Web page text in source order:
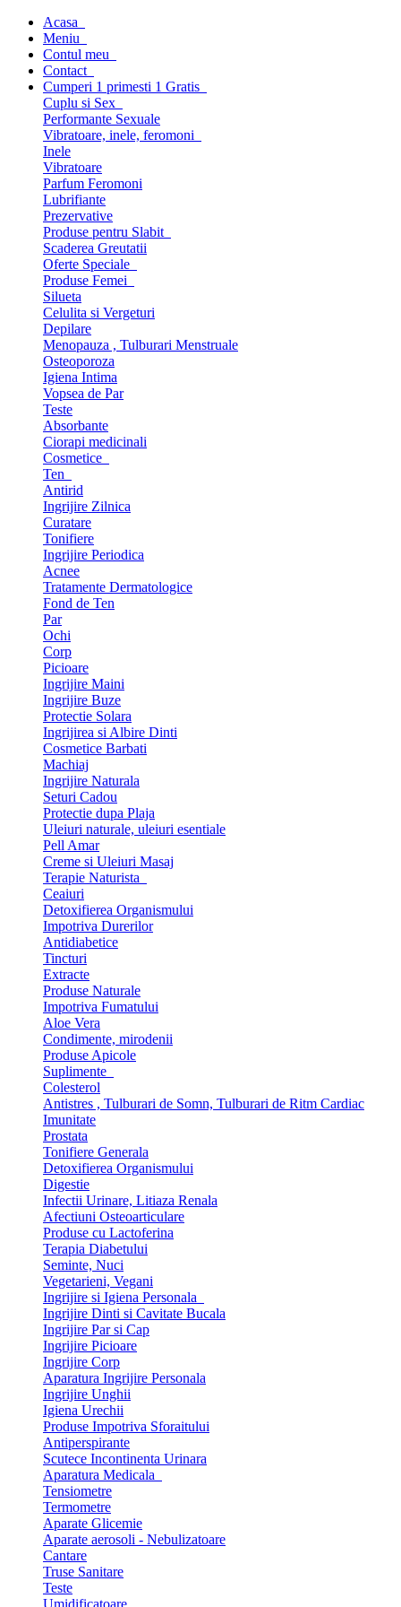
Acasa
Meniu
Contul meu
Contact
Cumperi 1 primesti 1 Gratis
Cuplu si Sex
Performante Sexuale
Vibratoare, inele, feromoni
Inele
Vibratoare
Parfum Feromoni
Lubrifiante
Prezervative
Produse pentru Slabit
Scaderea Greutatii
Oferte Speciale
Produse Femei
Silueta
Celulita si Vergeturi
Depilare
Menopauza , Tulburari Menstruale
Osteoporoza
Igiena Intima
Vopsea de Par
Teste
Absorbante
Ciorapi medicinali
Cosmetice
Ten
Antirid
Ingrijire Zilnica
Curatare
Tonifiere
Ingrijire Periodica
Acnee
Tratamente Dermatologice
Fond de Ten
Par
Ochi
Corp
Picioare
Ingrijire Maini
Ingrijire Buze
Protectie Solara
Ingrijirea si Albire Dinti
Cosmetice Barbati
Machiaj
Ingrijire Naturala
Seturi Cadou
Protectie dupa Plaja
Uleiuri naturale, uleiuri esentiale
Pell Amar
Creme si Uleiuri Masaj
Terapie Naturista
Ceaiuri
Detoxifierea Organismului
Impotriva Durerilor
Antidiabetice
Tincturi
Extracte
Produse Naturale
Impotriva Fumatului
Aloe Vera
Condimente, mirodenii
Produse Apicole
Suplimente
Colesterol
Antistres , Tulburari de Somn, Tulburari de Ritm Cardiac
Imunitate
Prostata
Tonifiere Generala
Detoxifierea Organismului
Digestie
Infectii Urinare, Litiaza Renala
Afectiuni Osteoarticulare
Produse cu Lactoferina
Terapia Diabetului
Seminte, Nuci
Vegetarieni, Vegani
Ingrijire si Igiena Personala
Ingrijire Dinti si Cavitate Bucala
Ingrijire Par si Cap
Ingrijire Picioare
Ingrijire Corp
Aparatura Ingrijire Personala
Ingrijire Unghii
Igiena Urechii
Produse Impotriva Sforaitului
Antiperspirante
Scutece Incontinenta Urinara
Aparatura Medicala
Tensiometre
Termometre
Aparate Glicemie
Aparate aerosoli - Nebulizatoare
Cantare
Truse Sanitare
Teste
Umidificatoare